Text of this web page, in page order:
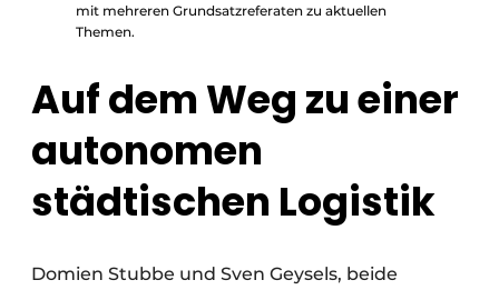
mit mehreren Grundsatzreferaten zu aktuellen
Themen.
Auf dem Weg zu einer
autonomen
städtischen Logistik
Domien Stubbe und Sven Geysels, beide